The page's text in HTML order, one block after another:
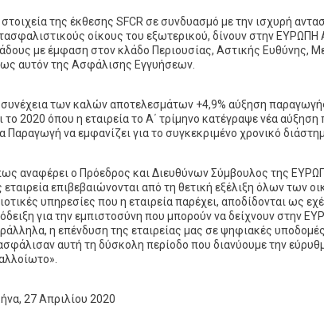
της έκθεσης SFCR σε συνδυασμό με την ισχυρή
οίκους του εξωτερικού, δίνουν στην
με έμφαση στον κλάδο Περιουσίας, Αστικής Ευθύνης,
αυτόν της Ασφάλισης Εγγυήσεων.
των καλών αποτελεσμάτων +4,9% αύξηση
το 2020 όπου η εταιρεία το Α΄ τρίμηνο κατέγραψε νέα
Παραγωγή να εμφανίζει για το συγκεκριμένο χρονικό
αναφέρει ο Πρόεδρος και Διευθύνων Σύμβουλος της
επιβεβαιώνονται από τη θετική εξέλιξη όλων των
υπηρεσίες που η εταιρεία παρέχει, αποδίδονται ως
για την εμπιστοσύνη που μπορούν να δείχνουν στην
η επένδυση της εταιρείας μας σε ψηφιακές
αυτή τη δύσκολη περίοδο που διανύουμε την
27 Απριλίου 2020